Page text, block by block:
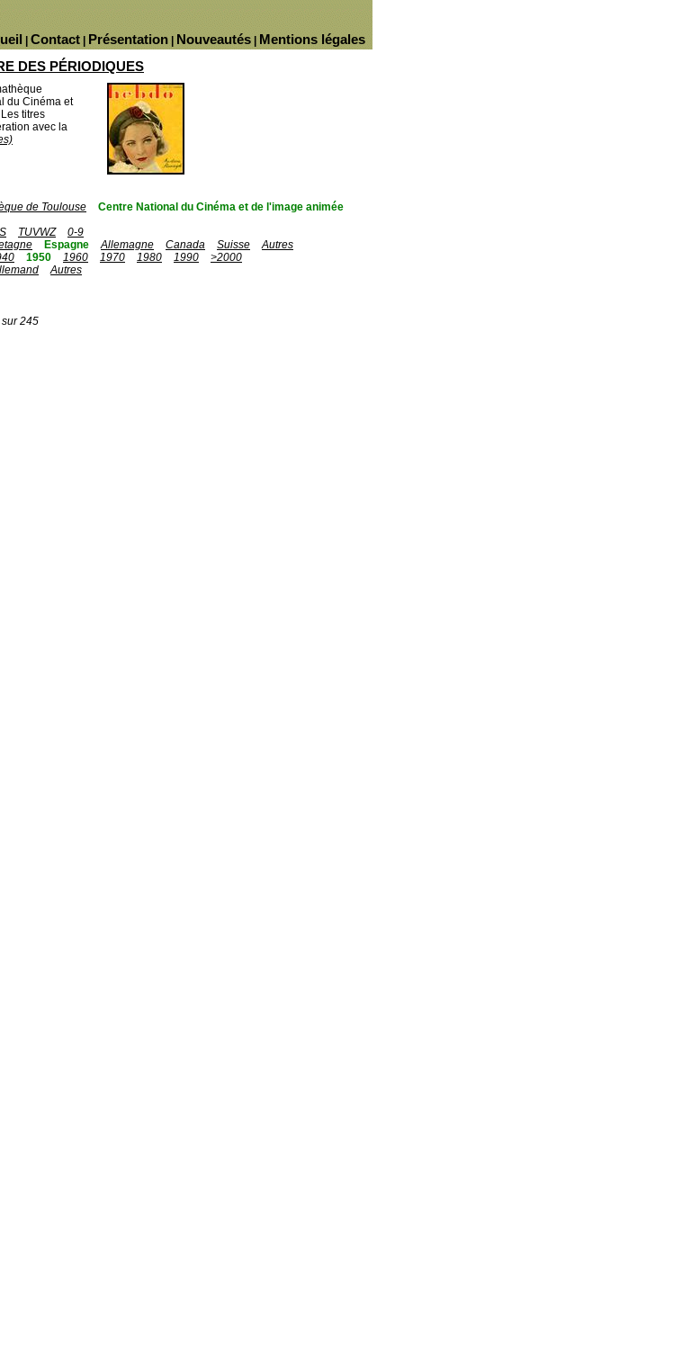
Mentions légales
Nouveautés
Présentation
Contact
DES PÉRIODIQUES
du Cinéma et
titres
avec la
de Toulouse
Centre National du Cinéma et de l'image animée
S TUVWZ
0-9
Espagne Allemagne Canada Suisse
Autres
1950 1960 1970 1980 1990
>2000
Autres
245